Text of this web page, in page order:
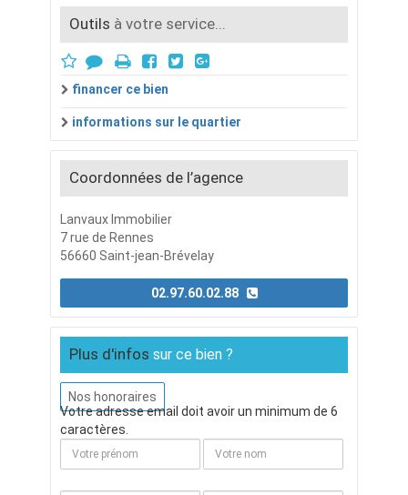
Outils à votre service...
financer ce bien
informations sur le quartier
Coordonnées de l’agence
Lanvaux Immobilier
7 rue de Rennes
56660 Saint-jean-Brévelay
Plus d'infos sur ce bien ?
Nos honoraires
Votre adresse email doit avoir un minimum de 6
caractères.